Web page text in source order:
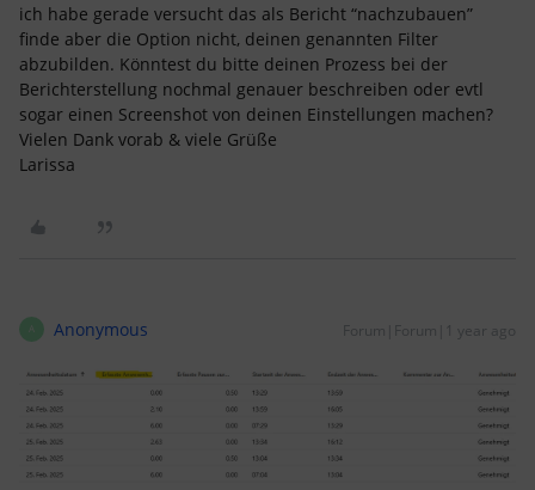
ich habe gerade versucht das als Bericht “nachzubauen”
finde aber die Option nicht, deinen genannten Filter
abzubilden. Könntest du bitte deinen Prozess bei der
Berichterstellung nochmal genauer beschreiben oder evtl
sogar einen Screenshot von deinen Einstellungen machen?
Vielen Dank vorab & viele Grüße
Larissa
A Anonymous Forum|Forum|1 year ago